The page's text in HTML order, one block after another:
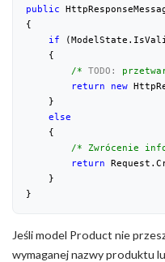
public
{
if
    {
/* TODO:
return
new
    }
else
    {
/* Zwrócenie
return
    }
}
Jeśli model Product nie
wymaganej nazwy produktu